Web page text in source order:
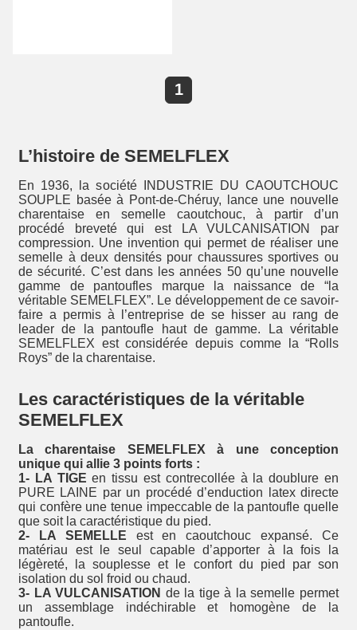
L’histoire de SEMELFLEX
En 1936, la société INDUSTRIE DU CAOUTCHOUC
SOUPLE basée à Pont-de-Chéruy, lance une nouvelle
charentaise en semelle caoutchouc, à partir d’un
procédé breveté qui est LA VULCANISATION par
compression. Une invention qui permet de réaliser une
semelle à deux densités pour chaussures sportives ou
de sécurité. C’est dans les années 50 qu’une nouvelle
gamme de pantoufles marque la naissance de “la
véritable SEMELFLEX”. Le développement de ce savoir-
faire a permis à l’entreprise de se hisser au rang de
leader de la pantoufle haut de gamme. La véritable
SEMELFLEX est considérée depuis comme la “Rolls
Roys” de la charentaise.
Les caractéristiques de la véritable
SEMELFLEX
La charentaise SEMELFLEX à une conception
unique qui allie 3 points forts :
1- LA TIGE en tissu est contrecollée à la doublure en
PURE LAINE par un procédé d’enduction latex directe
qui confère une tenue impeccable de la pantoufle quelle
que soit la caractéristique du pied.
2- LA SEMELLE est en caoutchouc expansé. Ce
matériau est le seul capable d’apporter à la fois la
légèreté, la souplesse et le confort du pied par son
isolation du sol froid ou chaud.
3- LA VULCANISATION de la tige à la semelle permet
un assemblage indéchirable et homogène de la
pantoufle.
1